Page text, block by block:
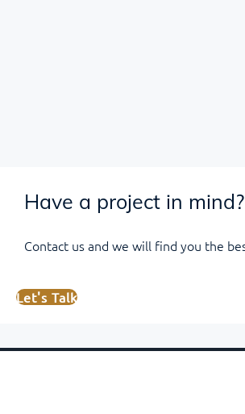
Have a project in mind?
Contact us and we will find you the
Let's Talk